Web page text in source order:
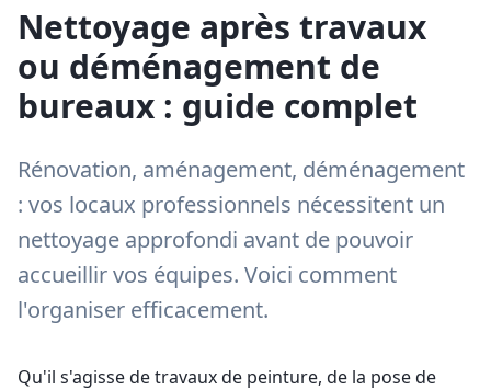
Nettoyage après travaux
ou déménagement de
bureaux : guide complet
Rénovation, aménagement, déménagement
: vos locaux professionnels nécessitent un
nettoyage approfondi avant de pouvoir
accueillir vos équipes. Voici comment
l'organiser efficacement.
Qu'il s'agisse de travaux de peinture, de la pose de